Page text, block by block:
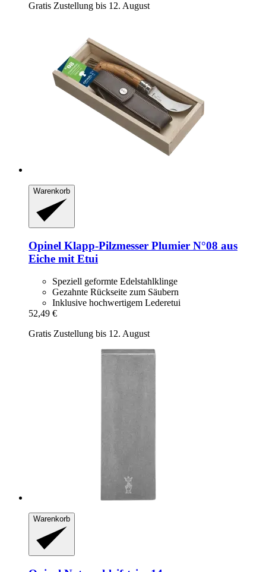
Gratis Zustellung bis 12. August
Warenkorb
Opinel Klapp-​Pilzmesser Plumier N°08 aus
Eiche mit Etui
Speziell geformte Edelstahlklinge
Gezahnte Rückseite zum Säubern
Inklusive hochwertigem Lederetui
52,49 €
Gratis Zustellung bis 12. August
Warenkorb